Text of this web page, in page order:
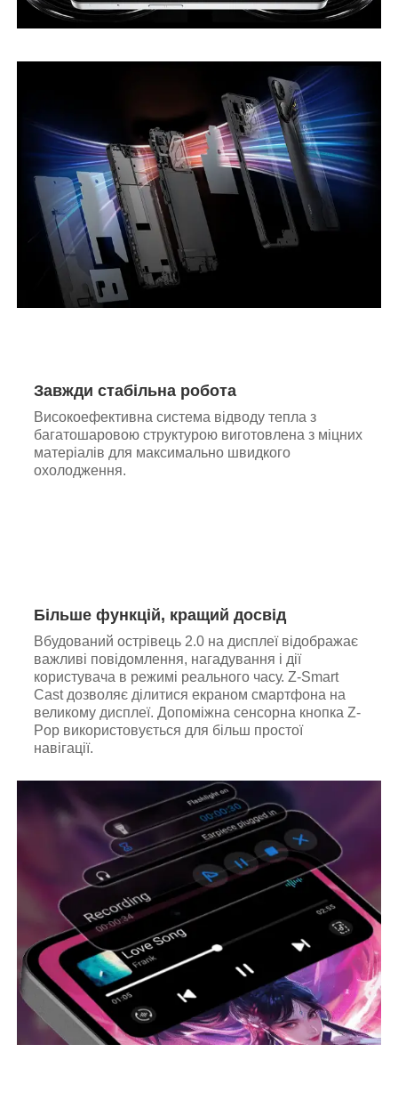
Завжди стабільна робота
Високоефективна система відводу тепла з
багатошаровою структурою виготовлена з міцних
матеріалів для максимально швидкого
охолодження.
Більше функцій, кращий досвід
Вбудований острівець 2.0 на дисплеї відображає
важливі повідомлення, нагадування і дії
користувача в режимі реального часу. Z-Smart
Cast дозволяє ділитися екраном смартфона на
великому дисплеї. Допоміжна сенсорна кнопка Z-
Pop використовується для більш простої
навігації.